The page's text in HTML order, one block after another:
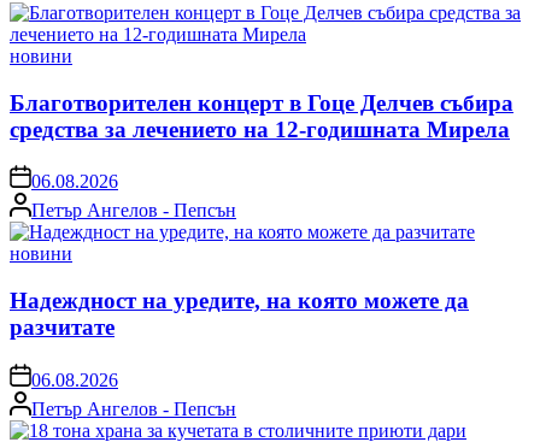
Posted
новини
Благотворителен концерт в Гоце Делчев събира
средства за лечението на 12-годишната Мирела
on06.08.2026
Posted
by
Петър Ангелов - Пепсън
Posted
новини
Надеждност на уредите, на която можете да
разчитате
on06.08.2026
Posted
by
Петър Ангелов - Пепсън